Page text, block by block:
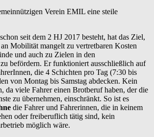
Verein EMIL eine steile
seit dem 2 HJ 2017 besteht, hat das Ziel,
Mobilität mangelt zu vertretbaren Kosten
und auch zu Zielen in den
befördern. Er funktioniert ausschließlich auf
die 4 Schichten pro Tag (7:30 bis
von Montag bis Samstag abdecken. Kein
da viele Fahrer einen Brotberuf haben, der die
zu übernehmen, einschränkt. So ist es
die Fahrer und Fahrerinnen, die in keinem
oder freiberuflich tätig sind, kein
möglich wäre.